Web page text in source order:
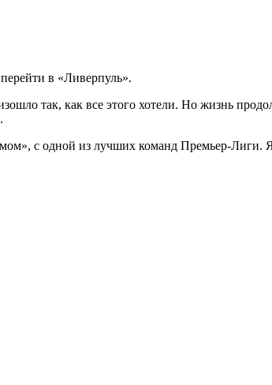
в «Ливерпуль».
так, как все этого хотели. Но жизнь
с одной из лучших команд Премьер-Лиги.